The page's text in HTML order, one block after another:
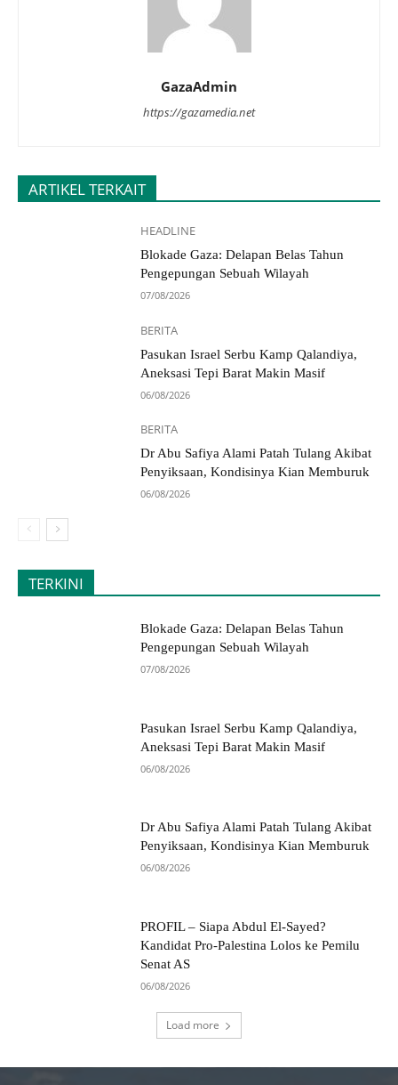
GazaAdmin
https://gazamedia.net
ARTIKEL TERKAIT
HEADLINE
Blokade Gaza: Delapan Belas Tahun
Pengepungan Sebuah Wilayah
07/08/2026
BERITA
Pasukan Israel Serbu Kamp Qalandiya,
Aneksasi Tepi Barat Makin Masif
06/08/2026
BERITA
Dr Abu Safiya Alami Patah Tulang Akibat
Penyiksaan, Kondisinya Kian Memburuk
06/08/2026
TERKINI
Blokade Gaza: Delapan Belas Tahun
Pengepungan Sebuah Wilayah
07/08/2026
Pasukan Israel Serbu Kamp Qalandiya,
Aneksasi Tepi Barat Makin Masif
06/08/2026
Dr Abu Safiya Alami Patah Tulang Akibat
Penyiksaan, Kondisinya Kian Memburuk
06/08/2026
PROFIL – Siapa Abdul El-Sayed?
Kandidat Pro-Palestina Lolos ke Pemilu
Senat AS
06/08/2026
Load more